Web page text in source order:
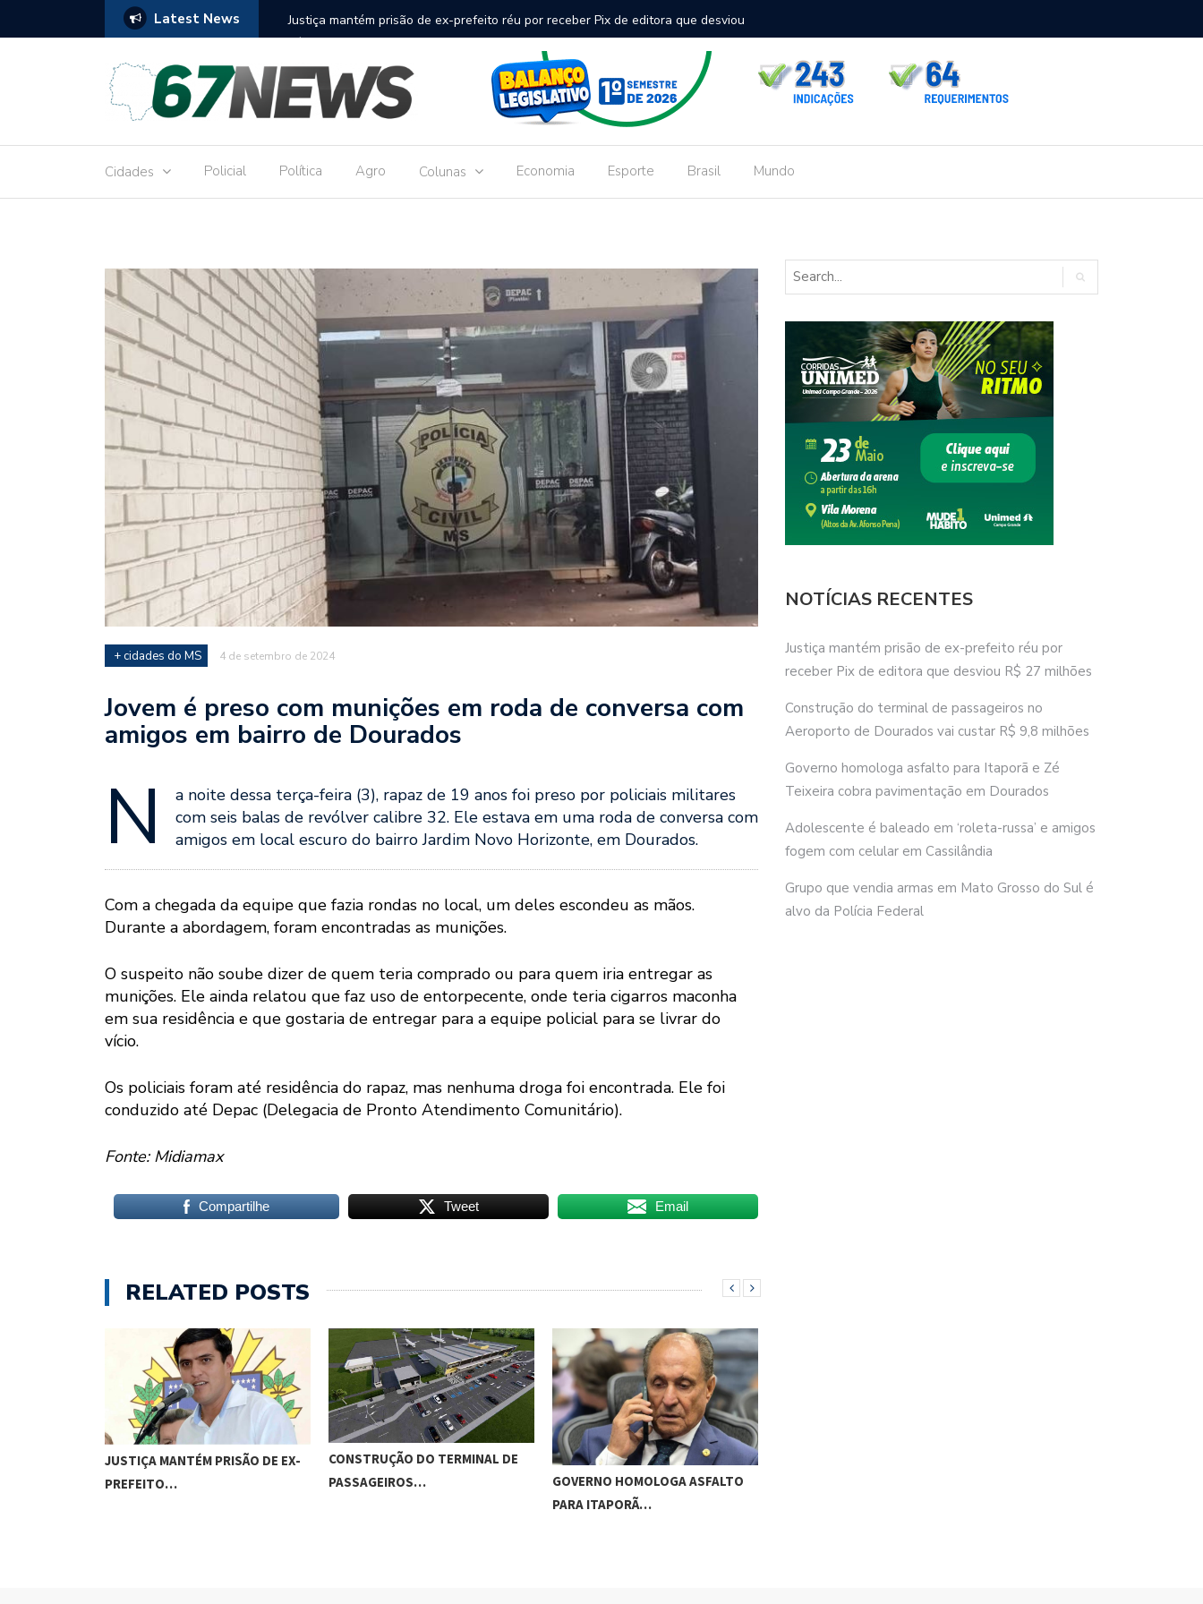
Latest News
réu por receber Pix de editora que desviou
Construção do terminal de passageiros no Aeroporto de Dourados vai custar R$
9,8 milhões
Dourados
Cidades Policial Política Agro Colunas Economia Esporte Brasil Mundo
+ cidades do MS 4 de setembro de 2024
Jovem é preso com munições em roda de conversa com
amigos em bairro de Dourados
N
a noite dessa terça-feira (3), rapaz de 19 anos foi preso por policiais militares
com seis balas de revólver calibre 32. Ele estava em uma roda de conversa com
amigos em local escuro do bairro Jardim Novo Horizonte, em Dourados.
Com a chegada da equipe que fazia rondas no local, um deles escondeu as mãos.
Durante a abordagem, foram encontradas as munições.
O suspeito não soube dizer de quem teria comprado ou para quem iria entregar as
munições. Ele ainda relatou que faz uso de entorpecente, onde teria cigarros maconha
em sua residência e que gostaria de entregar para a equipe policial para se livrar do
vício.
Os policiais foram até residência do rapaz, mas nenhuma droga foi encontrada. Ele foi
conduzido até Depac (Delegacia de Pronto Atendimento Comunitário).
Fonte: Midiamax
Compartilhe Tweet Email
RELATED POSTS
JUSTIÇA MANTÉM PRISÃO DE EX-
PREFEITO…
CONSTRUÇÃO DO TERMINAL DE
PASSAGEIROS…
GOVERNO HOMOLOGA ASFALTO
PARA ITAPORÃ…
NOTÍCIAS RECENTES
Justiça mantém prisão de ex-prefeito réu por
receber Pix de editora que desviou R$ 27 milhões
Construção do terminal de passageiros no
Aeroporto de Dourados vai custar R$ 9,8 milhões
Governo homologa asfalto para Itaporã e Zé
Teixeira cobra pavimentação em Dourados
Adolescente é baleado em ‘roleta-russa’ e amigos
fogem com celular em Cassilândia
Grupo que vendia armas em Mato Grosso do Sul é
alvo da Polícia Federal